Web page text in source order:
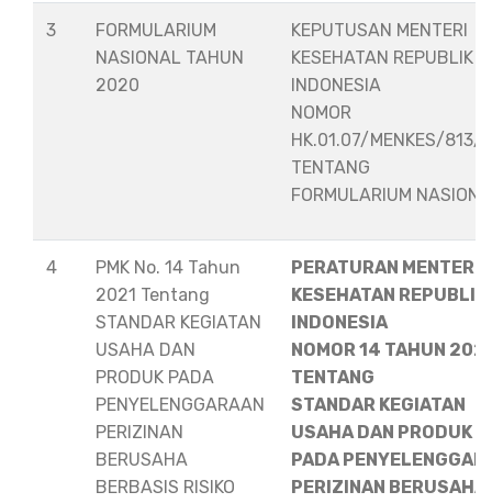
3
FORMULARIUM
NASIONAL TAHUN
2020
KEPUTUSAN MENTERI
KESEHATAN REPUBLIK
INDONESIA
NOMOR
HK.01.07/MENKES/813/
TENTANG
FORMULARIUM
4
PMK No. 14 Tahun
2021 Tentang
STANDAR KEGIATAN
USAHA DAN
PRODUK PADA
PENYELENGGARAAN
PERIZINAN
BERUSAHA
BERBASIS RISIKO
PERATURAN MENTERI
KESEHATAN REPUBLIK
INDONESIA
NOMOR 14 TAHUN
TENTANG
STANDAR KEGIATAN
USAHA DAN PRODUK
PADA
PERIZINAN BERUSAHA